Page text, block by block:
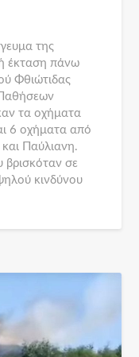
της
έκταση πάνω
Φθιώτιδας
τα οχήματα
6 οχήματα από
Παύλιανη.
βρισκόταν σε
κινδύνου